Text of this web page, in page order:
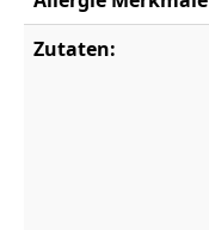
Zutaten: